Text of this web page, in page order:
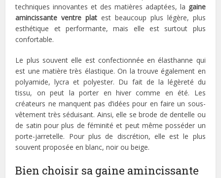
techniques innovantes et des matières adaptées, la gaine
amincissante ventre plat est beaucoup plus légère, plus
esthétique et performante, mais elle est surtout plus
confortable.
Le plus souvent elle est confectionnée en élasthanne qui
est une matière très élastique. On la trouve également en
polyamide, lycra et polyester. Du fait de la légèreté du
tissu, on peut la porter en hiver comme en été. Les
créateurs ne manquent pas d’idées pour en faire un sous-
vêtement très séduisant. Ainsi, elle se brode de dentelle ou
de satin pour plus de féminité et peut même posséder un
porte-jarretelle. Pour plus de discrétion, elle est le plus
souvent proposée en blanc, noir ou beige.
Bien choisir sa gaine amincissante